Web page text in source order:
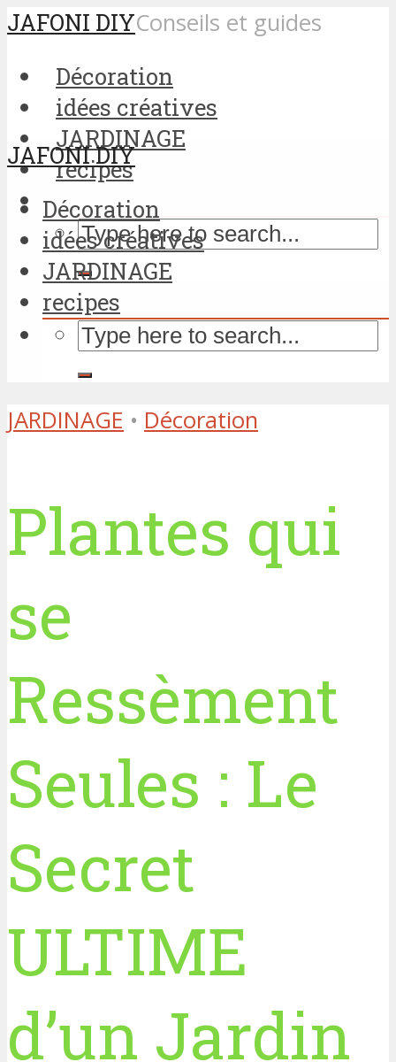
JAFONI DIYConseils et guides
Décoration
idées créatives
JARDINAGE
recipes
JAFONI DIY
Décoration
idées créatives
JARDINAGE
recipes
JARDINAGE • Décoration
Plantes qui
se
Ressèment
Seules : Le
Secret
ULTIME
d’un Jardin